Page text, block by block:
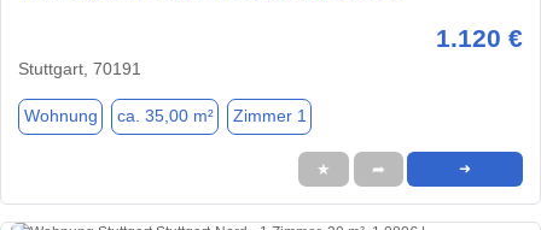
1.120 €
Stuttgart, 70191
Wohnung ca. 35,00 m² Zimmer 1
★ ➦ ➜